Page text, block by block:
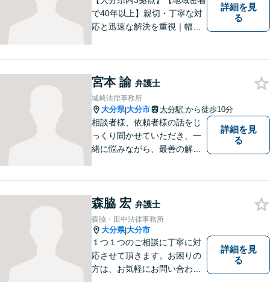
で40年以上】親切・丁寧な対
応と迅速な解決を重視｜幅広
【別府・杵築にも拠点】
詳細を見
る
宮本 諭 弁護士
城崎法律事務所
大分県|大分市 大分駅 から徒歩10分
相談者様、依頼者様の話をじ
っくり聞かせていただき、一
緒に悩みながら、最善の解決
詳細を見
る
森脇 宏 弁護士
森脇・田中法律事務所
大分県|大分市
１つ１つのご相談に丁寧に対
応させて頂きます。お困りの
方は、お気軽にお問い合わせ
詳細を見
る